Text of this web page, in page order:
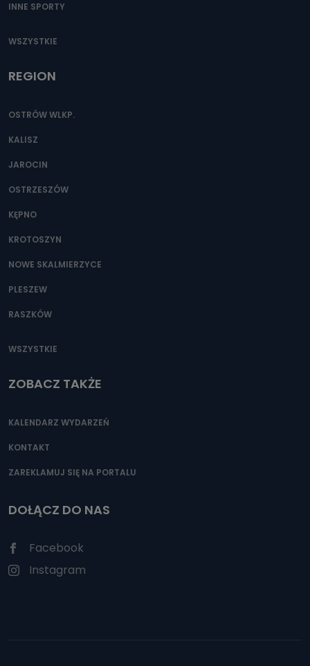
INNE SPORTY
WSZYSTKIE
REGION
OSTRÓW WLKP.
KALISZ
JAROCIN
OSTRZESZÓW
KĘPNO
KROTOSZYN
NOWE SKALMIERZYCE
PLESZEW
RASZKÓW
WSZYSTKIE
ZOBACZ TAKŻE
KALENDARZ WYDARZEŃ
KONTAKT
ZAREKLAMUJ SIĘ NA PORTALU
DOŁĄCZ DO NAS
Facebook
Instagram